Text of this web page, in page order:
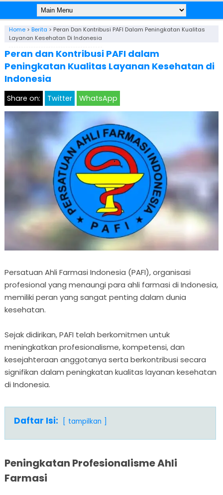
Home> Berita > Peran Dan Kontribusi PAFI Dalam Peningkatan Kualitas
Layanan Kesehatan Di Indonesia
Peran dan Kontribusi PAFI dalam
Peningkatan Kualitas Layanan Kesehatan di
Indonesia
Share on: Twitter WhatsApp
Persatuan Ahli Farmasi Indonesia (PAFI), organisasi
profesional yang menaungi para ahli farmasi di Indonesia,
memiliki peran yang sangat penting dalam dunia
kesehatan.
Sejak didirikan, PAFI telah berkomitmen untuk
meningkatkan profesionalisme, kompetensi, dan
kesejahteraan anggotanya serta berkontribusi secara
signifikan dalam peningkatan kualitas layanan kesehatan
di Indonesia.
Daftar Isi: tampilkan
Peningkatan Profesionalisme Ahli
Farmasi